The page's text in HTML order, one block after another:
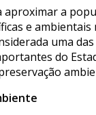
aproximar a
e ambientais
uma
do